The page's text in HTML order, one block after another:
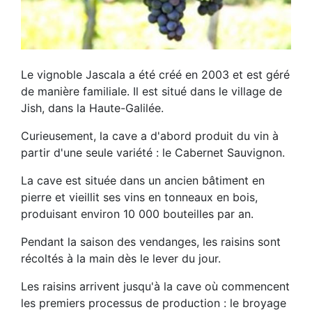
Le vignoble Jascala a été créé en 2003 et est géré
de manière familiale. Il est situé dans le village de
Jish, dans la Haute-Galilée.
Curieusement, la cave a d'abord produit du vin à
partir d'une seule variété : le Cabernet Sauvignon.
La cave est située dans un ancien bâtiment en
pierre et vieillit ses vins en tonneaux en bois,
produisant environ 10 000 bouteilles par an.
Pendant la saison des vendanges, les raisins sont
récoltés à la main dès le lever du jour.
Les raisins arrivent jusqu'à la cave où commencent
les premiers processus de production : le broyage